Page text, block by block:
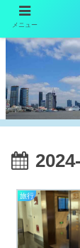
旅行
メニュー